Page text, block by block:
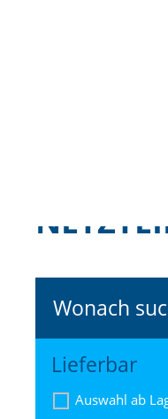
Wonach
Lieferbar
Auswahl ab